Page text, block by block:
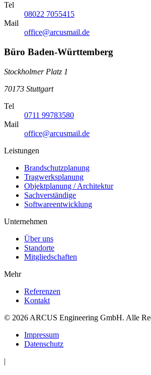
Tel
08022 7055415
Mail
office@arcusmail.de
Büro Baden-Württemberg
Stockholmer Platz 1
70173 Stuttgart
Tel
0711 99783580
Mail
office@arcusmail.de
Leistungen
Brandschutzplanung
Tragwerksplanung
Objektplanung / Architektur
Sachverständige
Softwareentwicklung
Unternehmen
Über uns
Standorte
Mitgliedschaften
Mehr
Referenzen
Kontakt
© 2026 ARCUS Engineering GmbH. Alle
Impressum
Datenschutz
|